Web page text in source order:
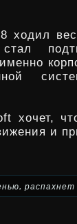
ходил
хочет,
и
, распахнет